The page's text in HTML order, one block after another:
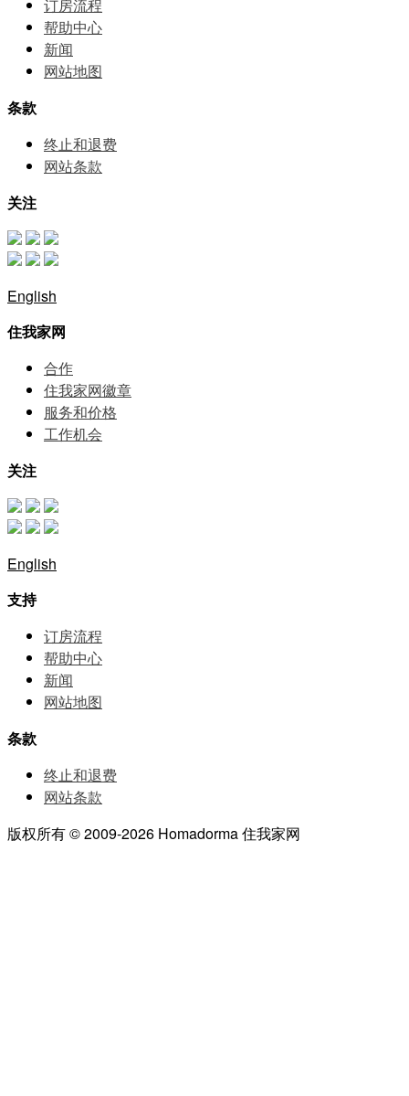
订房流程
帮助中⼼
新闻
网站地图
条款
终止和退费
网站条款
关注
English
住我家网
合作
住我家网徽章
服务和价格
⼯作机会
关注
English
支持
订房流程
帮助中⼼
新闻
网站地图
条款
终止和退费
网站条款
版权所有 © 2009-2026 Homadorma 住我家网